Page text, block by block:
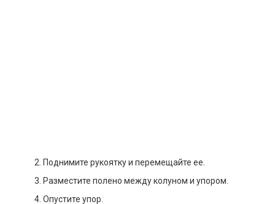
Поднимите рукоятку и перемещайте ее.
Разместите полено между колуном и упором.
Опустите упор.